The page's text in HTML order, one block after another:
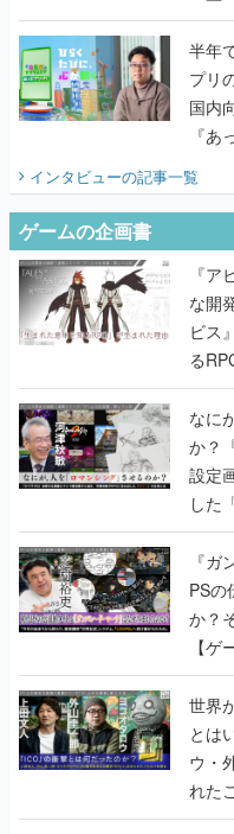
うこ
半年で
プリ
国内
『
インタビューの記事一覧
ゲームの企画書
『
な開
ビス
る
書】
なに
か？
設定
した
書】
『
PSの
か？
【ゲ
世界
とは
ウ・
れた
画書